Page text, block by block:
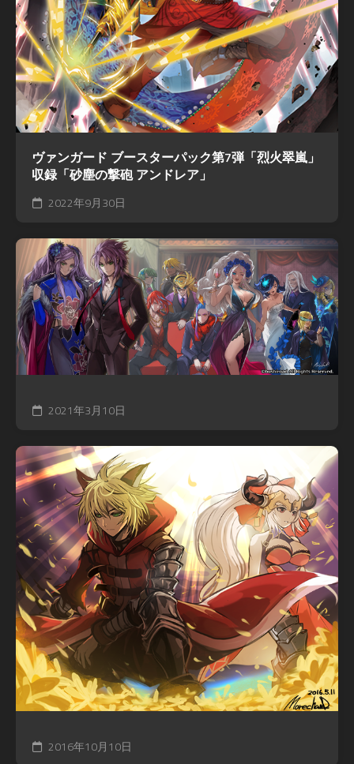
ヴァンガード ブースターパック第7弾「烈火翠嵐」
収録「砂塵の撃砲 アンドレア」
2022年9月30日
2021年3月10日
2016年10月10日